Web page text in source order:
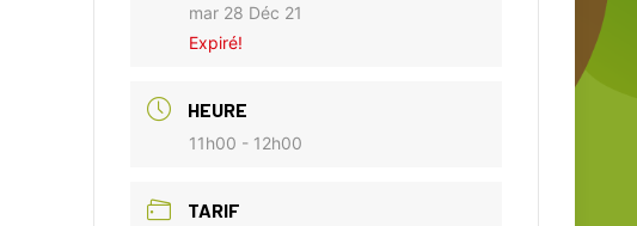
mar 28 Déc 21
Expiré!
HEURE
11h00 - 12h00
TARIF